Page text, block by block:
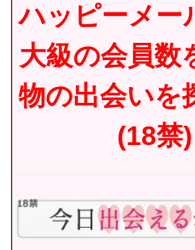
ハッピーメー
大級の会員数
物の出会いを
(18禁)